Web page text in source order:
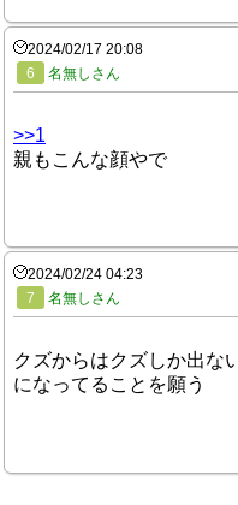
2024/02/17 20:08
6
名無しさん
>>1
親もこんな顔やで
2024/02/24 04:23
7
名無しさん
クズからはクズしか出な
になってることを願う